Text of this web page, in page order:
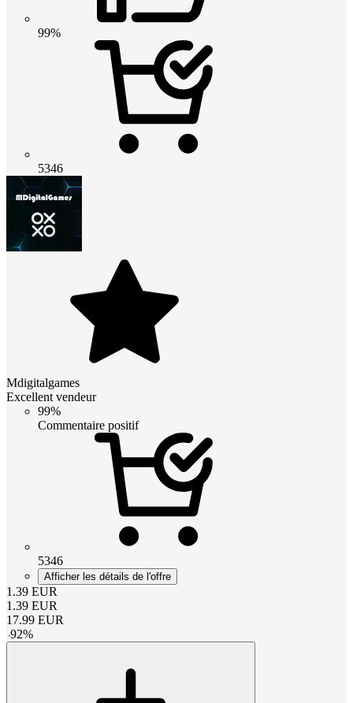
99%
5346
Mdigitalgames
Excellent vendeur
99%
Commentaire positif
5346
Afficher les détails de l'offre
1.39 EUR
1.39 EUR
17.99 EUR
-92%